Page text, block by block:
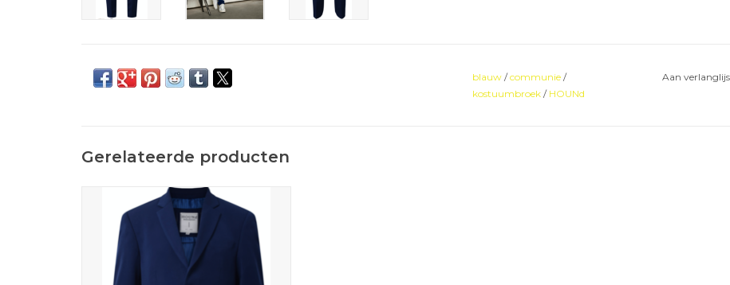
blauw /communie /
kostuumbroek / HOUNd
Aan
Gerelateerde producten
Blauwe blazer voor tienerjongens van
HOUNd.
TOEVOEGEN AAN WINKELWAGEN